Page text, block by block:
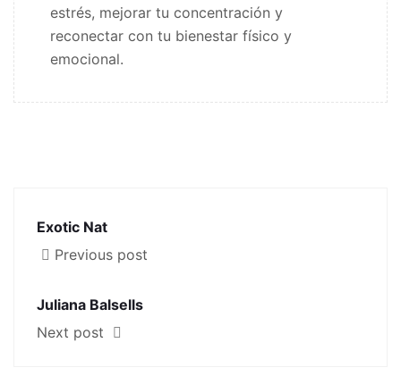
estrés, mejorar tu concentración y
reconectar con tu bienestar físico y
emocional.
Exotic Nat
Previous post
Juliana Balsells
Next post